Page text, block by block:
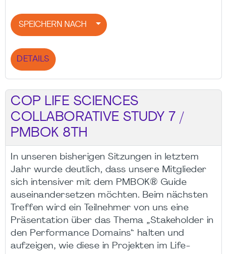
SPEICHERN NACH
DETAILS
COP LIFE SCIENCES
COLLABORATIVE STUDY 7 /
PMBOK 8TH
In unseren bisherigen Sitzungen in letztem
Jahr wurde deutlich, dass unsere Mitglieder
sich intensiver mit dem PMBOK® Guide
auseinandersetzen möchten. Beim nächsten
Treffen wird ein Teilnehmer von uns eine
Präsentation über das Thema „Stakeholder in
den Performance Domains“ halten und
aufzeigen, wie diese in Projekten im Life-